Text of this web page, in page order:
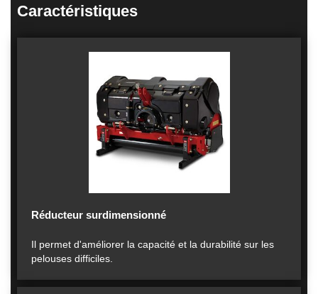
Caractéristiques
Réducteur surdimensionné
Il permet d'améliorer la capacité et la durabilité sur les
pelouses difficiles.